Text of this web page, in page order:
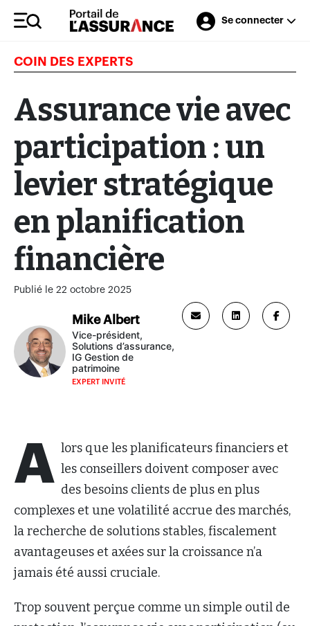
Se connecter
COIN DES EXPERTS
Assurance vie avec
participation : un
levier stratégique
en planification
financière
Publié le 22 octobre 2025
Mike Albert
Vice-président,
Solutions d’assurance,
IG Gestion de
patrimoine
EXPERT INVITÉ
A lors que les planificateurs financiers et
les conseillers doivent composer avec
des besoins clients de plus en plus
complexes et une volatilité accrue des marchés,
la recherche de solutions stables, fiscalement
avantageuses et axées sur la croissance n’a
jamais été aussi cruciale.
Trop souvent perçue comme un simple outil de